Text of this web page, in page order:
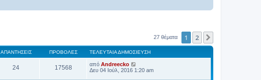
27 θέματα 1 2
ΑΠΑΝΤΉΣΕΙΣ ΠΡΟΒΟΛΈΣ ΤΕΛΕΥΤΑΊΑ ΔΗΜΟΣΊΕΥΣΗ
24 17568 από Andreecko
Δευ 04 Ιούλ, 2016 1:20 am